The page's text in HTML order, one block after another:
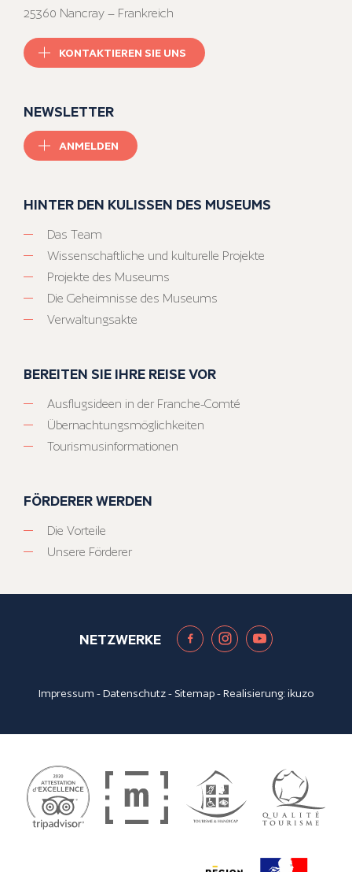
25360 Nancray – Frankreich
KONTAKTIEREN SIE UNS
NEWSLETTER
ANMELDEN
HINTER DEN KULISSEN DES MUSEUMS
Das Team
Wissenschaftliche und kulturelle Projekte
Projekte des Museums
Die Geheimnisse des Museums
Verwaltungsakte
BEREITEN SIE IHRE REISE VOR
Ausflugsideen in der Franche-Comté
Übernachtungsmöglichkeiten
Tourismusinformationen
FÖRDERER WERDEN
Die Vorteile
Unsere Förderer
NETZWERKE
Impressum -Datenschutz- Sitemap- Realisierung:ikuzo